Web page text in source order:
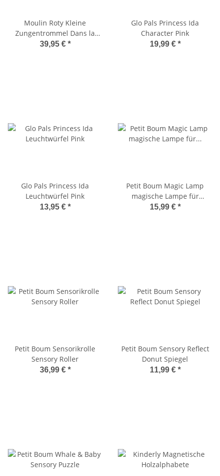
Moulin Roty Kleine
Zungentrommel Dans la
Jungle
39,95 € *
Glo Pals Princess Ida
Character Pink
19,99 € *
Glo Pals Princess Ida
Leuchtwürfel Pink
13,95 € *
Petit Boum Magic Lamp
magische Lampe für
Sensorikflaschen
15,99 € *
Petit Boum Sensorikrolle
Sensory Roller
36,99 € *
Petit Boum Sensory Reflect
Donut Spiegel
11,99 € *